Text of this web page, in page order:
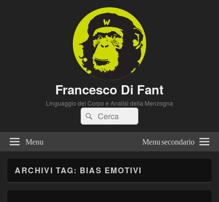
Francesco Di Fant
Linguaggio del Corpo e Analisi della Menzogna
Cerca:Cerca
Menu Menu secondario
ARCHIVI TAG: BIAS EMOTIVI